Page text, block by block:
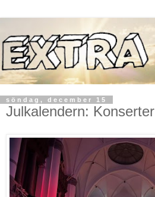
söndag, december 15
Julkalendern: Konserter